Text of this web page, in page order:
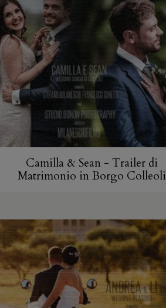
Camilla & Sean - Trailer di
Matrimonio in Borgo Colleoli